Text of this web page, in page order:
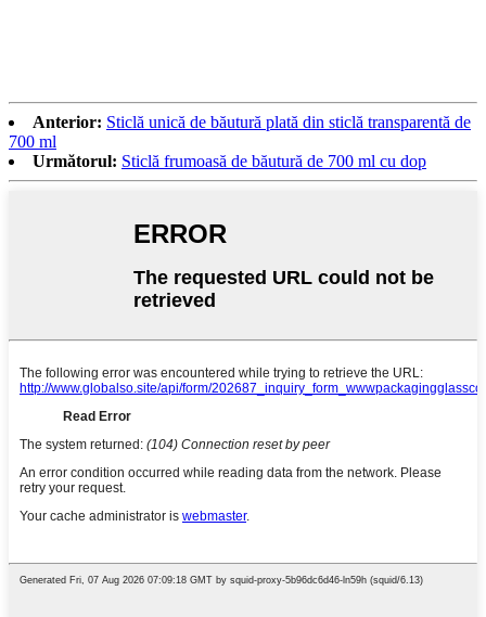
Anterior: Sticlă unică de băutură plată din sticlă transparentă de
700 ml
Următorul: Sticlă frumoasă de băutură de 700 ml cu dop